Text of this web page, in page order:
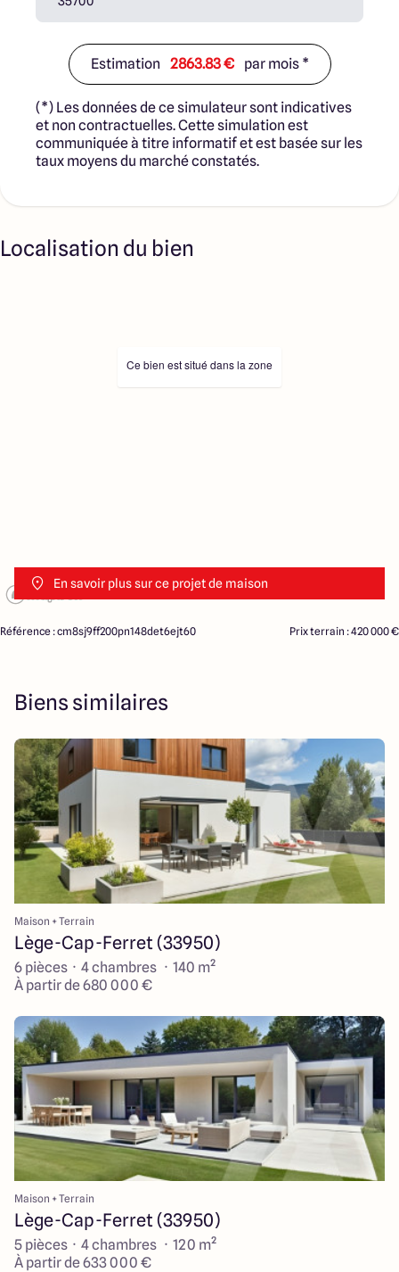
Estimation 2863.83 € par mois *
(*) Les données de ce simulateur sont indicatives
et non contractuelles. Cette simulation est
communiquée à titre informatif et est basée sur les
taux moyens du marché constatés.
Localisation du bien
En savoir plus sur ce projet de maison
Ce bien est situé dans la zone
Référence : cm8sj9ff200pn148det6ejt60 Prix terrain : 420 000 €
Biens similaires
Maison + Terrain
Lège-Cap-Ferret (33950)
6 pièces · 4 chambres · 140 m²
À partir de 680 000 €
Maison + Terrain
Lège-Cap-Ferret (33950)
5 pièces · 4 chambres · 120 m²
À partir de 633 000 €